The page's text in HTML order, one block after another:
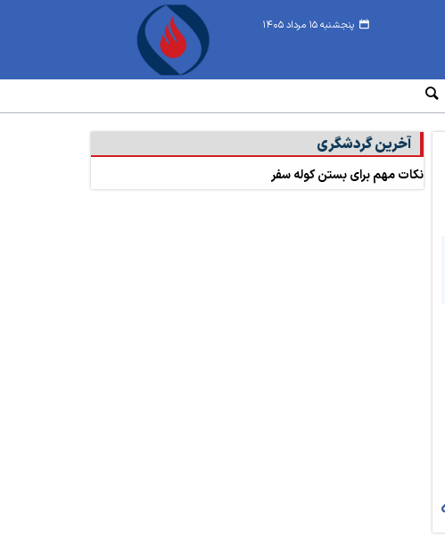
پنجشنبه ۱۵ مرداد ۱۴۰۵
آخرین گردشگری
نکات مهم برای بستن کوله سفر